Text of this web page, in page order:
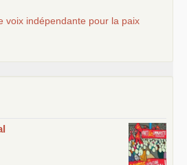
voix indépendante pour la paix